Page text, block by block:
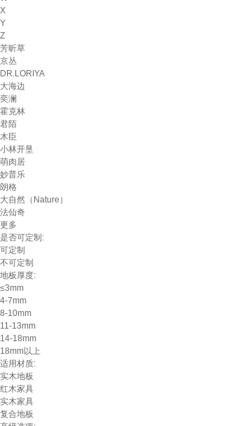
X
Y
Z
芳昕草
京丛
DR.LORIYA
大海边
奕澜
霍克林
君陌
木臣
小林开垦
萌肉居
妙普乐
朗格
大自然（Nature）
法仙奇
更多
是否可定制:
可定制
不可定制
地板厚度:
≤3mm
4-7mm
8-10mm
11-13mm
14-18mm
18mm以上
适用材质:
实木地板
红木家具
实木家具
复合地板